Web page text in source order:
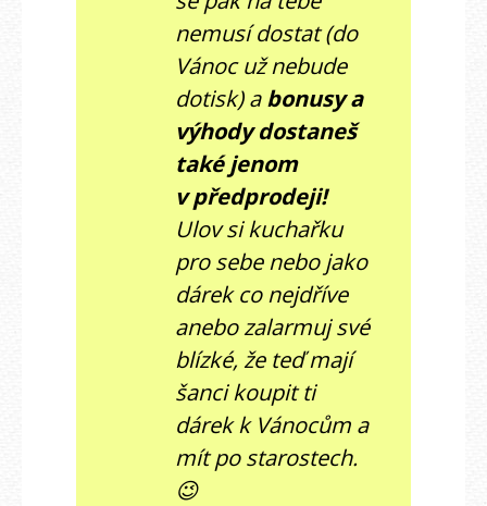
nemusí dostat (do
Vánoc už nebude
dotisk) abonusy a
výhody dostaneš
také jenom
v předprodeji!
Ulov si kuchařku
pro sebe nebo jako
dárek co nejdříve
anebo zalarmuj své
blízké, že teď mají
šanci koupit ti
dárek k Vánocům a
mít po starostech.
😉